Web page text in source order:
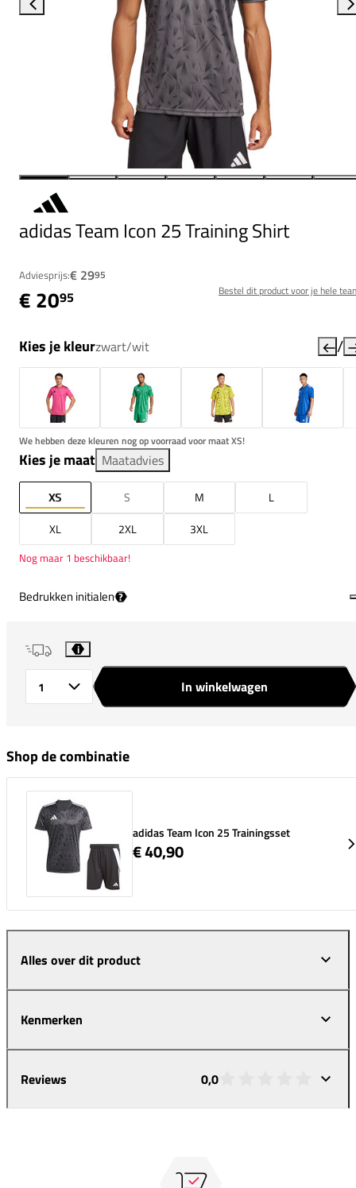
adidas Team Icon 25 Training Shirt
Adviesprijs:€ 2995
€ 2095 Bestel dit product voor je hele
Kies je kleurzwart/wit /
We hebben deze kleuren nog op voorraad voor maat XS!
Kies je maat Maatadvies
XS S M
L
XL
2XL 3XL
Nog maar 1 beschikbaar!
Bedrukken initialen ?
i
In winkelwagen
Shop de combinatie
adidas Team Icon 25 Trainingsset
€ 40,90
Alles over dit product
Kenmerken
Reviews 0,0